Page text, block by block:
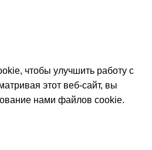
чтобы улучшить работу с
этот веб-сайт, вы
нами файлов cookie.